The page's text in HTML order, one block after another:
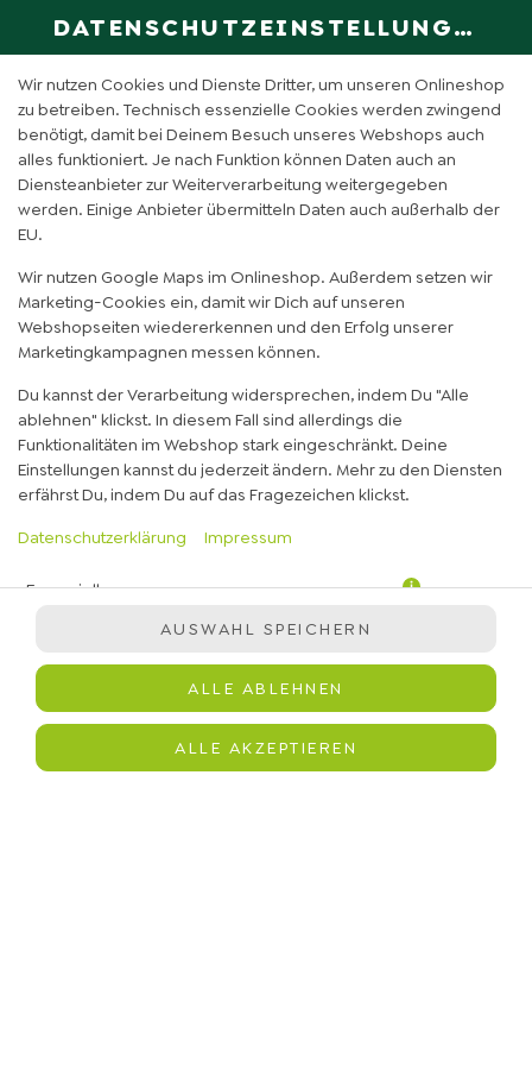
DATENSCHUTZEINSTELLUNGEN
Wir nutzen Cookies und Dienste Dritter, um unseren Onlineshop
zu betreiben. Technisch essenzielle Cookies werden zwingend
benötigt, damit bei Deinem Besuch unseres Webshops auch
alles funktioniert. Je nach Funktion können Daten auch an
Diensteanbieter zur Weiterverarbeitung weitergegeben
werden. Einige Anbieter übermitteln Daten auch außerhalb der
EU.
Wir nutzen Google Maps im Onlineshop. Außerdem setzen wir
Marketing-Cookies ein, damit wir Dich auf unseren
Webshopseiten wiedererkennen und den Erfolg unserer
Marketingkampagnen messen können.
Du kannst der Verarbeitung widersprechen, indem Du "Alle
ablehnen" klickst. In diesem Fall sind allerdings die
Funktionalitäten im Webshop stark eingeschränkt. Deine
Einstellungen kannst du jederzeit ändern. Mehr zu den Diensten
erfährst Du, indem Du auf das Fragezeichen klickst.
Datenschutzerklärung
Impressum
Essenziell
Statistiken
Marketing
AUSWAHL SPEICHERN
ALLE ABLEHNEN
ALLE AKZEPTIEREN
DE
PLANTED JULIUS CAESAR
REIS (NORMAL)
Planted.Chicken , Ei, Kirschtomaten, italienischer Hartkäse,